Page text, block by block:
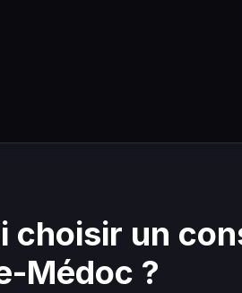
choisir un
Médoc ?